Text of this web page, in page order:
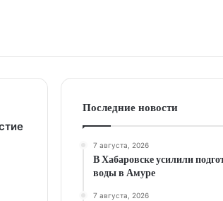
Последние новости
7 августа, 2026
В Хабаровске усилили
воды в Амуре
7 августа, 2026